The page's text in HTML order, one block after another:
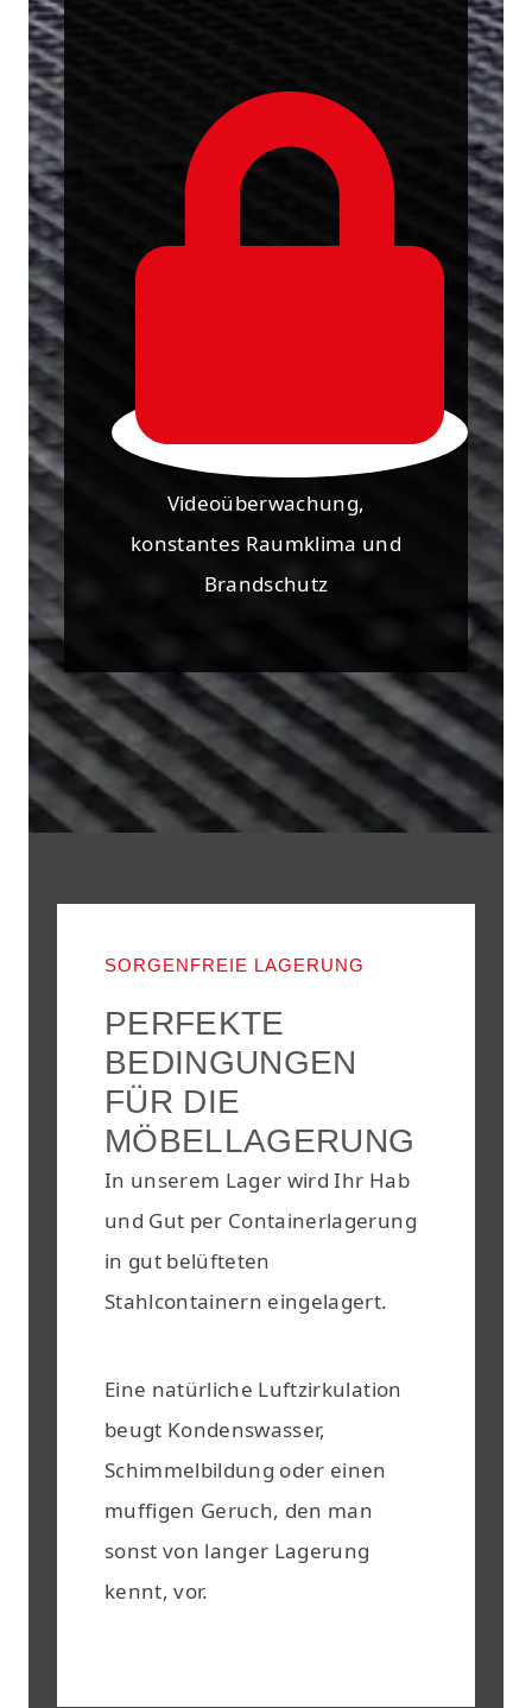
Videoüberwachung,
konstantes Raumklima und
Brandschutz
SORGENFREIE LAGERUNG
PERFEKTE
BEDINGUNGEN
FÜR DIE
MÖBELLAGERUNG
In unserem Lager wird Ihr Hab
und Gut per Containerlagerung
in gut belüfteten
Stahlcontainern eingelagert.
Eine natürliche Luftzirkulation
beugt Kondenswasser,
Schimmelbildung oder einen
muffigen Geruch, den man
sonst von langer Lagerung
kennt, vor.